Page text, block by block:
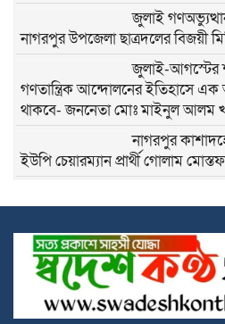
জুলাই
নাগরপুর উপজেলা ছাত্রদলের বিজয়ী
জুলাই-আগস্টের
গণতান্ত্রিক আন্দোলনের ইতিহাসে
থাকবে- জননেতা মোঃ মাইনুল আলম
নাগরপুর
ইউপি চেয়ারম্যান প্রার্থী গোলাম
ইউপি
নাগরপুরে
হতে খাদ্য
সংসদ সদস্য